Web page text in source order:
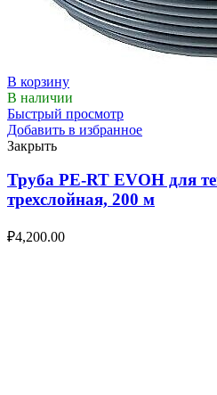
В корзину
В наличии
Быстрый просмотр
Добавить в избранное
Закрыть
Труба PE-RT EVOH для
трехслойная, 200 м
₽4,200.00